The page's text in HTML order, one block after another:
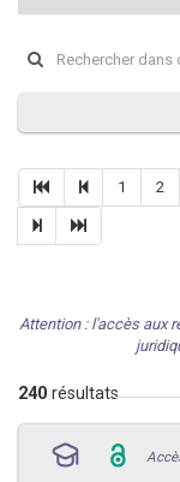
1 2
Attention : l'accès aux
240 résultats